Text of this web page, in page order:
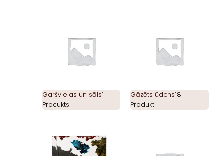
Garšvielas un sāls1
Produkts
Gāzēts ūdens18
Produkti